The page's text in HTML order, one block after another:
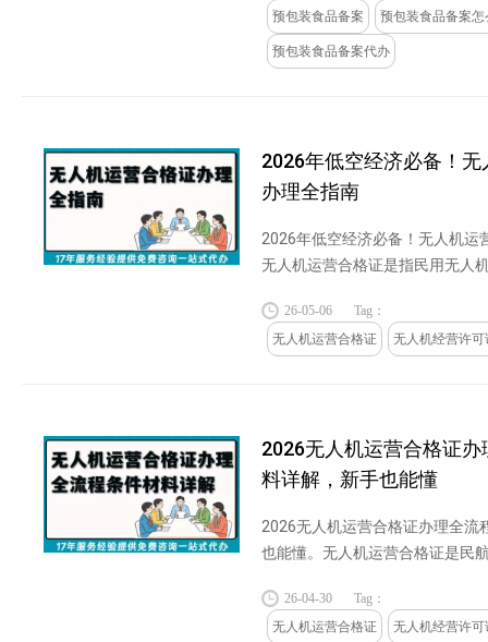
预包装食品备案
预包装食品备案怎
预包装食品备案代办
2026年低空经济必备！
办理全指南
2026年低空经济必备！无人机运
无人机运营合格证是指民用无人
运营能力和安全管理水平的认...
26-05-06
Tag：
无人机运营合格证
无人机经营许可
2026无人机运营合格证
料详解，新手也能懂
2026无人机运营合格证办理全流
也能懂。无人机运营合格证是民
证。...26-04-30
Tag：
无人机运营合格证
无人机经营许可